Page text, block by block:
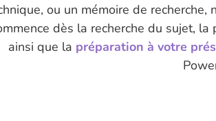
ou un mémoire de
dès la recherche du sujet,
ainsi que la préparation à votre